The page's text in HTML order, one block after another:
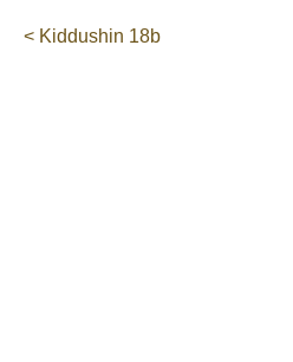
< Kiddushin 18b